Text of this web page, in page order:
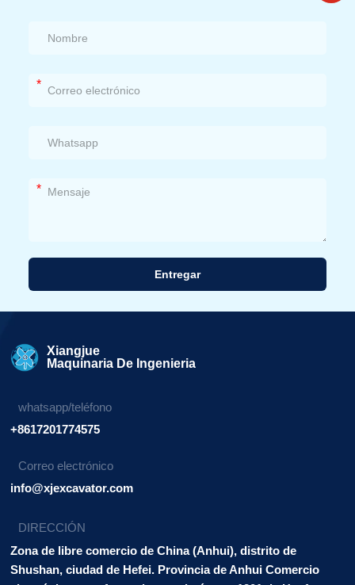
*
*
Entregar
Xiangjue
Maquinaria De Ingenieria
whatsapp/teléfono
+8617201774575
Correo electrónico
info@xjexcavator.com
DIRECCIÓN
Zona de libre comercio de China (Anhui), distrito de
Shushan, ciudad de Hefei. Provincia de Anhui Comercio